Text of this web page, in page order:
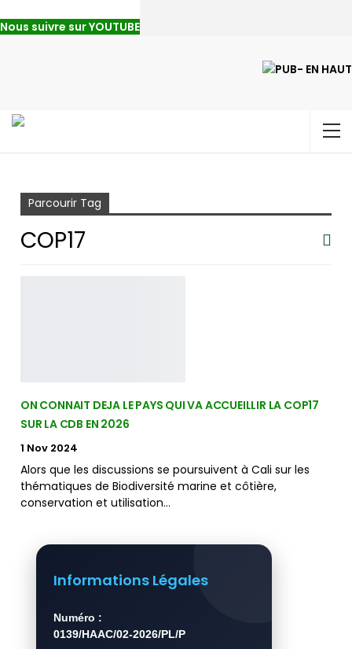
Nous suivre sur YOUTUBE
Parcourir Tag
COP17
ON CONNAIT DEJA LE PAYS QUI VA ACCUEILLIR LA COP17
SUR LA CDB EN 2026
1 Nov 2024
Alors que les discussions se poursuivent à Cali sur les
thématiques de Biodiversité marine et côtière,
conservation et utilisation…
Informations Légales
Numéro :
0139/HAAC/02-2026/PL/P